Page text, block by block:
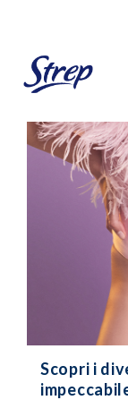
contenuto
principale
Scopri i